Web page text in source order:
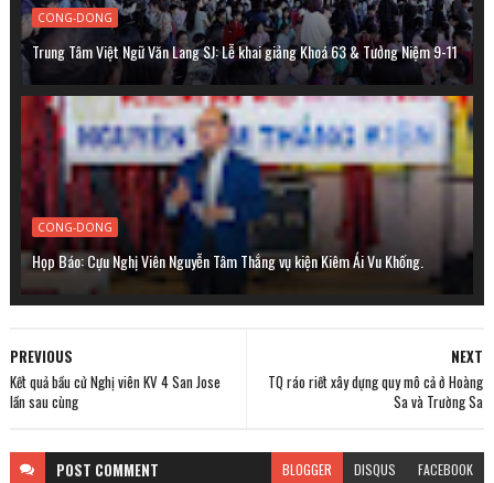
CONG-DONG
Trung Tâm Việt Ngữ Văn Lang SJ: Lễ khai giảng Khoá 63 & Tưởng Niệm 9-11
CONG-DONG
Họp Báo: Cựu Nghị Viên Nguyễn Tâm Thắng vụ kiện Kiêm Ái Vu Khống.
NEXT
TQ ráo riết xây dựng quy mô cả ở Hoàng
Sa và Trường Sa
PREVIOUS
Kết quả bầu cử Nghị viên KV 4 San Jose
lần sau cùng
POST COMMENT BLOGGER DISQUS FACEBOOK